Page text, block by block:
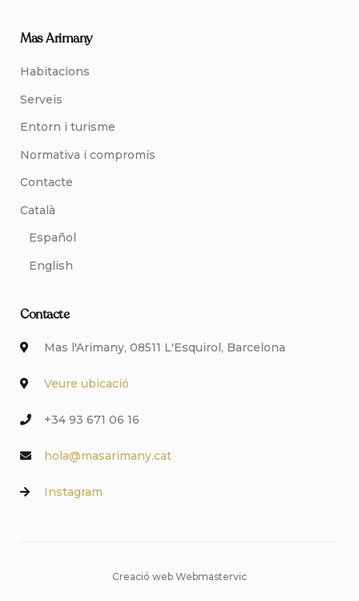
Mas Arimany
Habitacions
Serveis
Entorn i turisme
Normativa i compromís
Contacte
Català
Español
English
Contacte
Mas l'Arimany, 08511 L'Esquirol, Barcelona
Veure ubicació
+34 93 671 06 16
hola@masarimany.cat
Instagram
Creació web Webmastervic